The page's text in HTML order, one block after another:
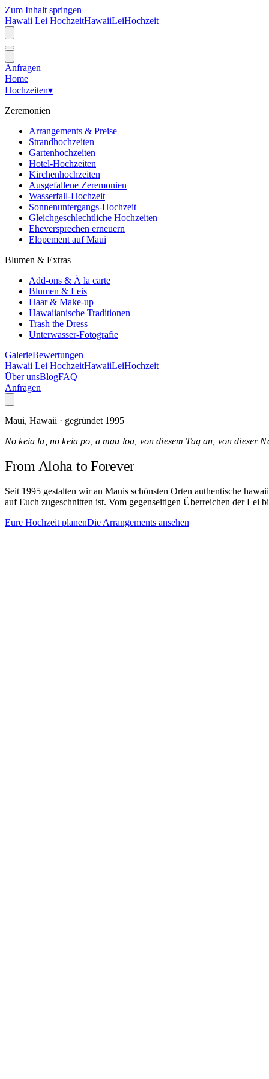
Zum Inhalt springen
Hawaii Lei HochzeitHawaiiLeiHochzeit
Anfragen
Home
Hochzeiten▾
Zeremonien
Arrangements & Preise
Strandhochzeiten
Gartenhochzeiten
Hotel-Hochzeiten
Kirchenhochzeiten
Ausgefallene Zeremonien
Wasserfall-Hochzeit
Sonnenuntergangs-Hochzeit
Gleichgeschlechtliche Hochzeiten
Eheversprechen erneuern
Elopement auf Maui
Blumen & Extras
Add-ons & À la carte
Blumen & Leis
Haar & Make-up
Hawaiianische Traditionen
Trash the Dress
Unterwasser-Fotografie
GalerieBewertungen
Hawaii Lei HochzeitHawaiiLeiHochzeit
Über unsBlogFAQ
Anfragen
Maui, Hawaii · gegründet 1995
No keia la, no keia po, a mau loa, von diesem Tag an, von dieser
From Aloha to Forever
Seit 1995 gestalten wir an Mauis schönsten Orten authentische
auf Euch zugeschnitten ist. Vom gegenseitigen Überreichen der Lei
Eure Hochzeit planenDie Arrangements ansehen